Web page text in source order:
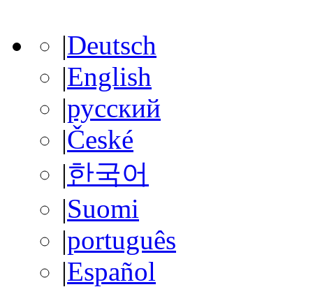
|Deutsch
|English
|русский
|České
|한국어
|Suomi
|português
|Español